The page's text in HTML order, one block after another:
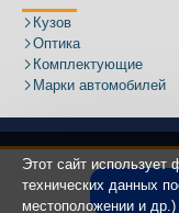
Кузов
Оптика
Комплектующие
Марки автомобилей
Этот сайт
технических данных
местоположении и др.)